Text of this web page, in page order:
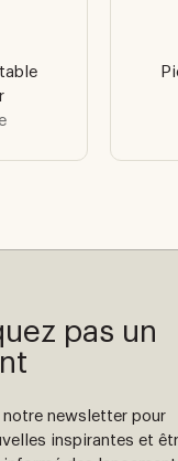
pas un
notre newsletter pour
inspirantes et